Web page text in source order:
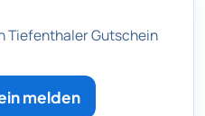
Tiefenthaler Gutschein
melden